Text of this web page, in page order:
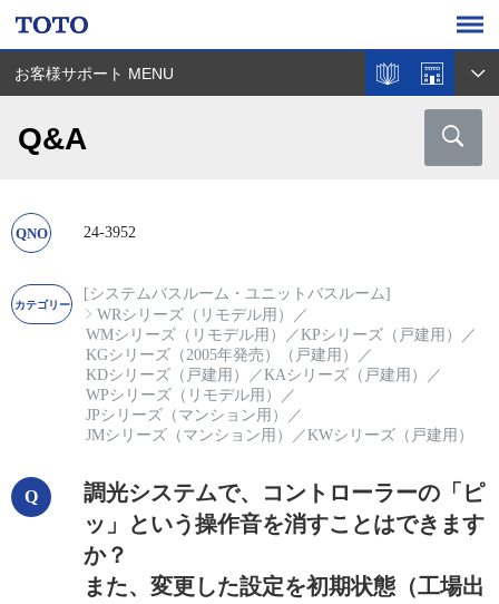
お客様サポート MENU
Q&A
24-3952
[システムバスルーム・ユニットバスルーム]
WRシリーズ（リモデル用）
／
WMシリーズ（リモデル用）
／KPシリーズ（戸建用）
／
KGシリーズ（2005年発売）（戸建用）
／
KDシリーズ（戸建用）
／KAシリーズ（戸建用）
／
WPシリーズ（リモデル用）
／
JPシリーズ（マンション用）
／
JMシリーズ（マンション用）
／KWシリーズ（戸建用）
調光システムで、コントローラーの「ピ
ッ」という操作音を消すことはできます
か？
また、変更した設定を初期状態（工場出